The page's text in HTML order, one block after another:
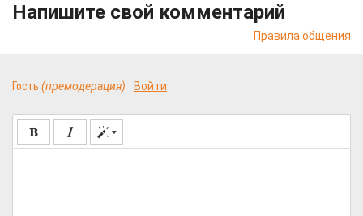
Напишите свой комментарий
Правила общения
Гость (премодерация) Войти